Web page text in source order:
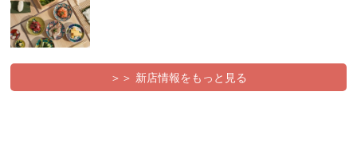
＞＞ 新店情報をもっと見る